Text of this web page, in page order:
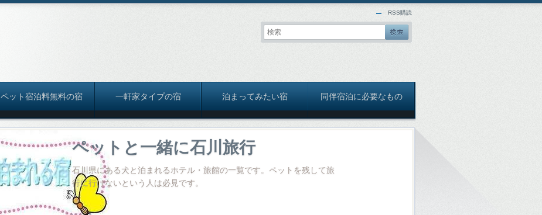
ペット宿泊料無料の宿 一軒家タイプの宿 泊まってみたい宿 同伴宿泊に必要なもの
RSS購読
ペットと一緒に石川旅行
石川県にある犬と泊まれるホテル・旅館の一覧です。ペットを残して旅
行に行けないという人は必見です。